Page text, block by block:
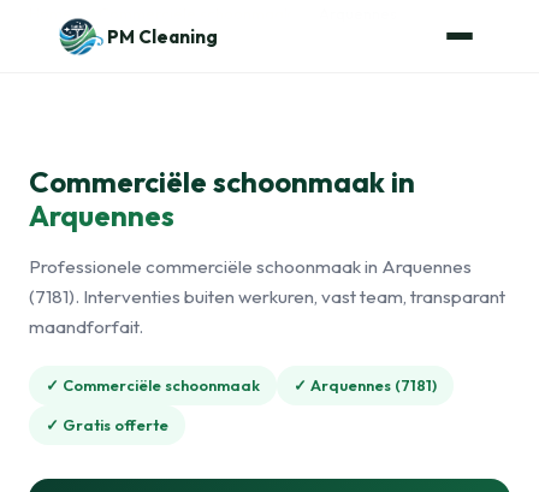
Naar de inhoud
PM Cleaning
Commerciële schoonmaak in
Arquennes
Professionele commerciële schoonmaak in Arquennes
(7181). Interventies buiten werkuren, vast team, transparant
maandforfait.
✓ Commerciële schoonmaak ✓ Arquennes (7181)
✓ Gratis offerte